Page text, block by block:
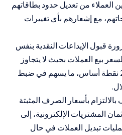
العملاء من تعديل حدود بطاقاتهم
مع إشعارهم بأي تغييرات
قبول الإيداعات النقدية بنفس
بيع العملات بحيث لا يتجاوز
السعر العالمي مضافًا إليه 200 نقطة أساس، ما يسهم في ضبط
بأسعار الصرف المثبتة
المشتريات الإلكترونية، إلى
تبديل العملات في حال